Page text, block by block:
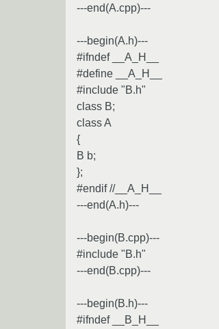
---end(A.cpp)---
---begin(A.h)---
#ifndef __A_H__
#define __A_H__
#include "B.h"
class B;
class A
{
B b;
};
#endif //__A_H__
---end(A.h)---
---begin(B.cpp)---
#include "B.h"
---end(B.cpp)---
---begin(B.h)---
#ifndef __B_H__